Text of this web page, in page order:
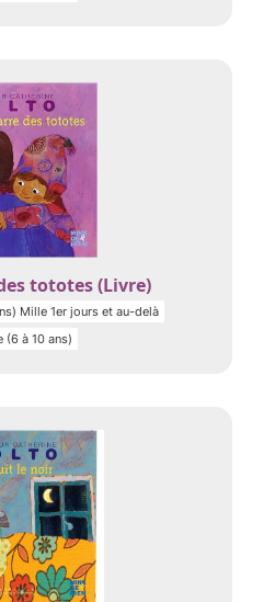
tototes (Livre)
Mille 1er jours et au-delà
(6 à 10 ans)